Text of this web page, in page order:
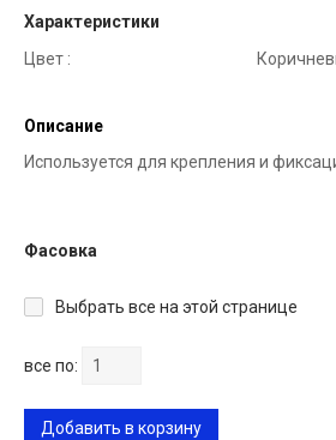
Характеристики
Цвет :
Описание
Используется для крепления и
Фасовка
Выбрать все на этой странице
все по:
Добавить в корзину